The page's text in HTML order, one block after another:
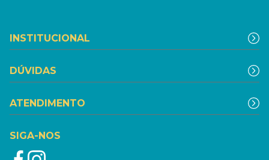
INSTITUCIONAL
DÚVIDAS
ATENDIMENTO
SIGA-NOS